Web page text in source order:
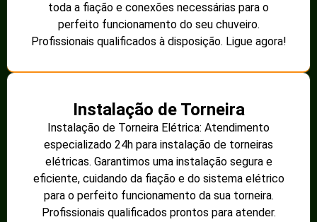
toda a fiação e conexões necessárias para o
perfeito funcionamento do seu chuveiro.
Profissionais qualificados à disposição. Ligue agora!
Instalação de Torneira
Instalação de Torneira Elétrica: Atendimento
especializado 24h para instalação de torneiras
elétricas. Garantimos uma instalação segura e
eficiente, cuidando da fiação e do sistema elétrico
para o perfeito funcionamento da sua torneira.
Profissionais qualificados prontos para atender.